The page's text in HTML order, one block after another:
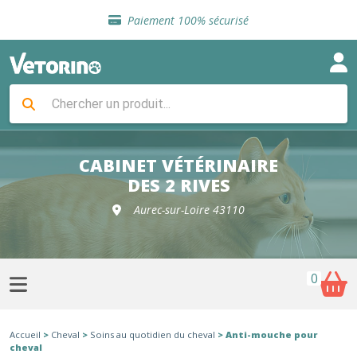
Paiement 100% sécurisé
Livraison gratuite en clinique vétérinaire
Sélection de croquettes vétérinaire
Livraison gratuite en clinique vétérinaire
Retour gratuit en clinique
Sélection de croquettes vétérinaire
CABINET VÉTÉRINAIRE
DES 2 RIVES
Aurec-sur-Loire 43110
0
Accueil > Cheval > Soins au quotidien du cheval > Anti-mouche pour
cheval